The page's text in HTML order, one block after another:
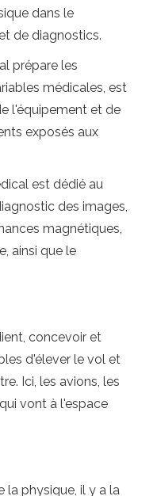
dans le
de diagnostics.
prépare les
médicales, est
l'équipement et de
exposés aux
est dédié au
des images,
magnétiques,
ainsi que le
concevoir et
d'élever le vol et
Ici, les avions, les
vont à l'espace
la physique, il y a la